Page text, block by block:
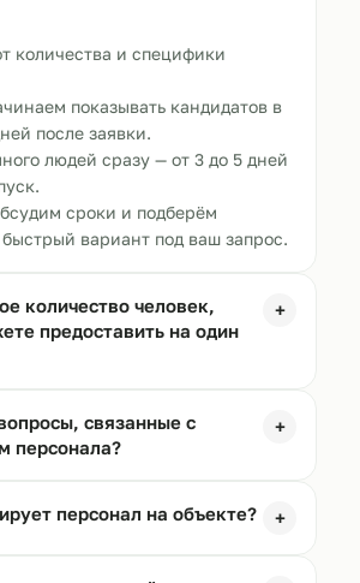
количества и специфики
показывать кандидатов в
после заявки.
людей сразу — от 3 до 5 дней
сроки и подберём
вариант под ваш запрос.
количество человек,
предоставить на один
+
связанные с
персонала?
+
персонал на объекте? +